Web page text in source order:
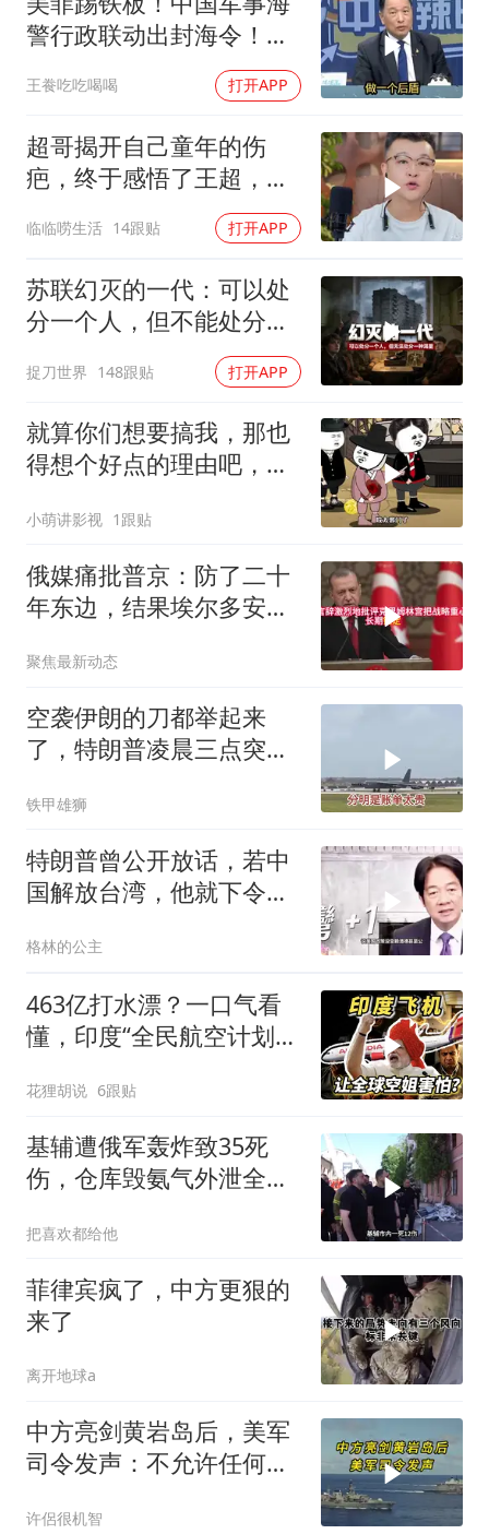
警行政联动出封海令！台
王飬吃吃喝喝 打开APP
超哥揭开自己童年的伤
疤，终于感悟了王超，他
决定接妈妈回来养老
临临唠生活 14跟贴 打开APP
苏联幻灭的一代：可以处
分一个人，但不能处分一
捉刀世界 148跟贴 打开APP
就算你们想要搞我，那也
得想个好点的理由吧，这
小萌讲影视 1跟贴
俄媒痛批普京：防了二十
年东边，结果埃尔多安把
聚焦最新动态
空袭伊朗的刀都举起来
了，特朗普凌晨三点突然
铁甲雄狮
特朗普曾公开放话，若中
国解放台湾，他就下令轰
格林的公主
463亿打水漂？一口气看
懂，印度“全民航空计划”
花狸胡说 6跟贴
基辅遭俄军轰炸致35死
伤，仓库毁氨气外泄全城
把喜欢都给他
菲律宾疯了，中方更狠的
来了
离开地球a
中方亮剑黄岩岛后，美军
司令发声：不允许任何国
许侶很机智